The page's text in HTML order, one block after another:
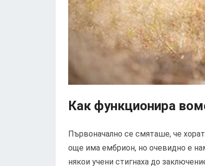
Как функционира
Първоначално се смяташе, че
още има ембрион, но очевидно е
някои учени стигнаха до